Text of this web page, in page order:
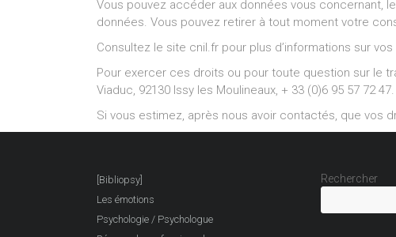
Vous pouvez accéder aux données vous concernant,
données. Vous pouvez retirer à tout moment votre
Consultez le site cnil.fr pour plus d’informations sur vos
Pour exercer ces droits ou pour toute question sur le
Viaduc, 92130 Issy les Moulineaux, + 33 (0)6 95 57 72 47.
Si vous estimez, après nous avoir contactés, que vos
[Bibliopsy]
Les émotions
Psychologie / Psychologue
Rechercher